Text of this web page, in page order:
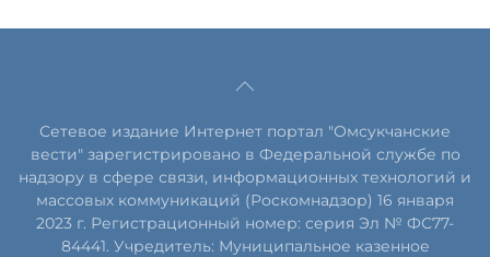
Сетевое издание Интернет портал "Омсукчанские
вести" зарегистрировано в Федеральной службе по
надзору в сфере связи, информационных технологий и
массовых коммуникаций (Роскомнадзор) 16 января
2023 г. Регистрационный номер: серия Эл № ФС77-
84441. Учредитель: Муниципальное казенное